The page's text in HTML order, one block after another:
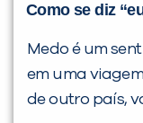
Como se diz
Medo é um
em uma
de outro país,